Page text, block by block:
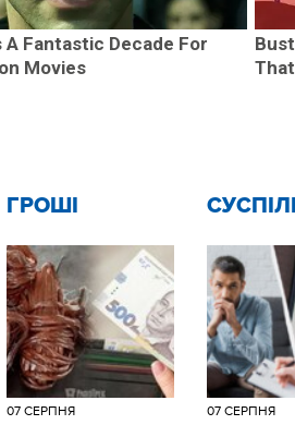
A Fantastic Decade For
Movies
ГРОШІ
07 СЕРПНЯ 07 СЕРПНЯ